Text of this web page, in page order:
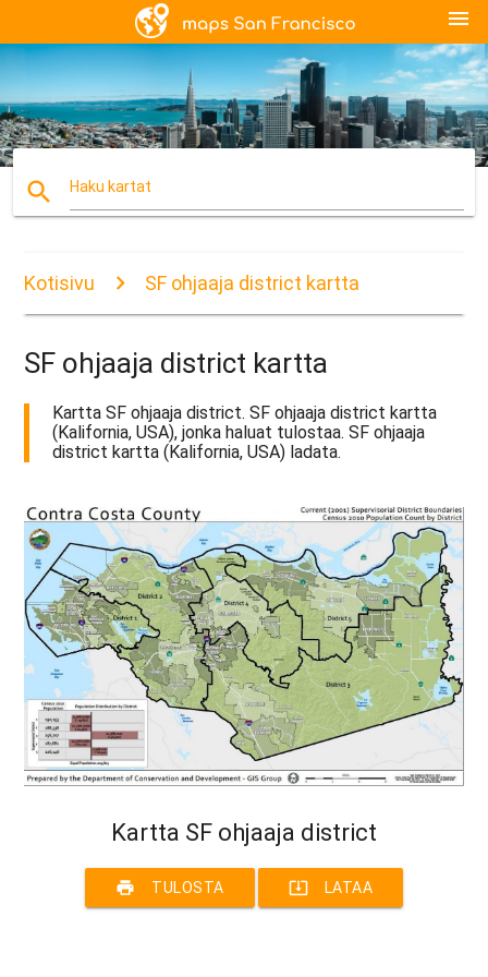
menu
search Haku kartat
Kotisivu SF ohjaaja district kartta
SF ohjaaja district kartta
Kartta SF ohjaaja district. SF ohjaaja district kartta
(Kalifornia, USA), jonka haluat tulostaa. SF ohjaaja
district kartta (Kalifornia, USA) ladata.
Kartta SF ohjaaja district
print TULOSTA system_update_alt LATAA